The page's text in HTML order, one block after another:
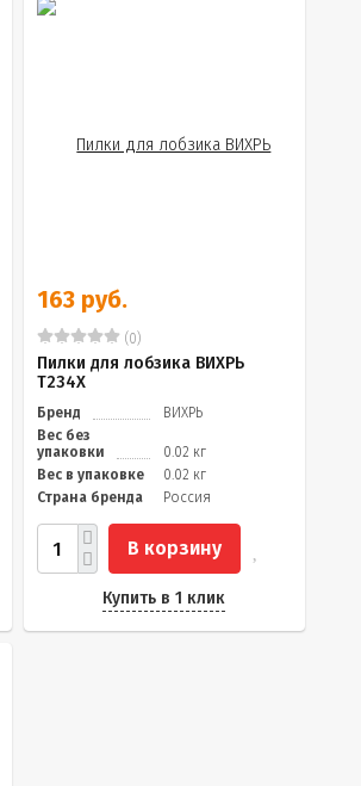
163 руб.
(0)
Пилки для лобзика ВИХРЬ
Т234Х
Бренд
ВИХРЬ
Вес без
упаковки
0.02 кг
Вес в упаковке
0.02 кг
Страна бренда
Россия
В корзину
Купить в 1 клик